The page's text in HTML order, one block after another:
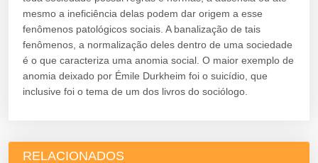
mesmo a ineficiência delas podem dar origem a esse
fenômenos patológicos sociais. A banalização de tais
fenômenos, a normalização deles dentro de uma sociedade
é o que caracteriza uma anomia social. O maior exemplo de
anomia deixado por Émile Durkheim foi o suicídio, que
inclusive foi o tema de um dos livros do sociólogo.
RELACIONADOS